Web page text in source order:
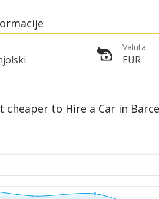
Valuta
EUR
cheaper to Hire a Car in